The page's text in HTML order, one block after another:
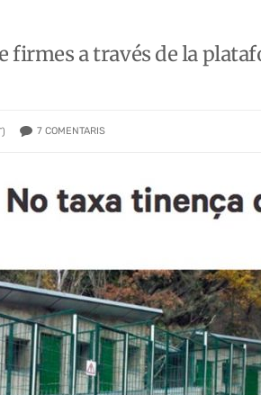
firmes a través de la
7 COMENTARIS